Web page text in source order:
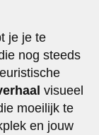
je je te
nog steeds
visueel
moeilijk te
en jouw